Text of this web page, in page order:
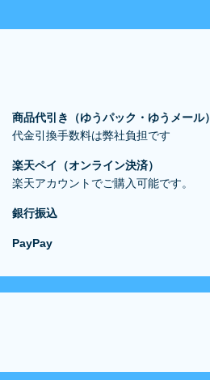
商品代引き（ゆうパック・ゆうメール）
代金引換手数料は弊社負担です
楽天ペイ（オンライン決済）
楽天アカウントでご購入可能です。
銀行振込
PayPay